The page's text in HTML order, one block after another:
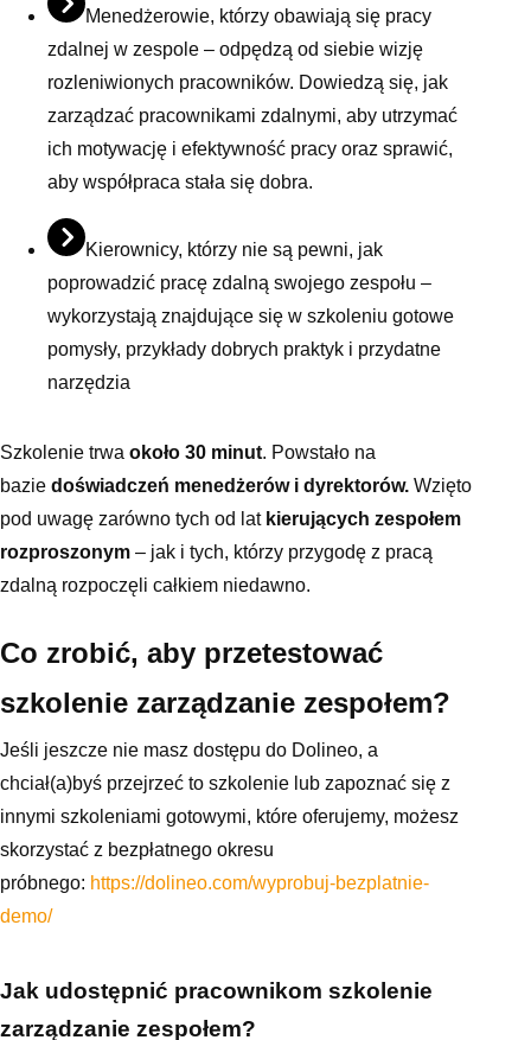
Menedżerowie, którzy obawiają się pracy
zdalnej w zespole – odpędzą od siebie wizję
rozleniwionych pracowników. Dowiedzą się, jak
zarządzać pracownikami zdalnymi, aby utrzymać
ich motywację i efektywność pracy oraz sprawić,
aby współpraca stała się dobra.
Kierownicy, którzy nie są pewni, jak
poprowadzić pracę zdalną swojego zespołu –
wykorzystają znajdujące się w szkoleniu gotowe
pomysły, przykłady dobrych praktyk i przydatne
narzędzia
Szkolenie trwa około 30 minut. Powstało na
bazie doświadczeń menedżerów i dyrektorów. Wzięto
pod uwagę zarówno tych od lat kierujących zespołem
rozproszonym – jak i tych, którzy przygodę z pracą
zdalną rozpoczęli całkiem niedawno.
Co zrobić, aby przetestować
szkolenie zarządzanie zespołem?
Jeśli jeszcze nie masz dostępu do Dolineo, a
chciał(a)byś przejrzeć to szkolenie lub zapoznać się z
innymi szkoleniami gotowymi, które oferujemy, możesz
skorzystać z bezpłatnego okresu
próbnego: https://dolineo.com/wyprobuj-bezplatnie-
demo/
Jak udostępnić pracownikom szkolenie
zarządzanie zespołem?